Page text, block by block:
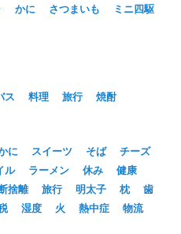
かに さつまいも
ミニ四駆
ス 料理 旅行
焼酎
に スイーツ そば
チーズ
ル ラーメン 休み
健康
捨離 旅行 明太子 枕
歯
湿度 火 熱中症 物流